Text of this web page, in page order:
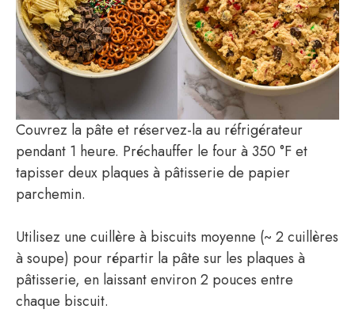
Couvrez la pâte et réservez-la au réfrigérateur
pendant 1 heure. Préchauffer le four à 350 °F et
tapisser deux plaques à pâtisserie de papier
parchemin.
Utilisez une cuillère à biscuits moyenne (~ 2 cuillères
à soupe) pour répartir la pâte sur les plaques à
pâtisserie, en laissant environ 2 pouces entre
chaque biscuit.